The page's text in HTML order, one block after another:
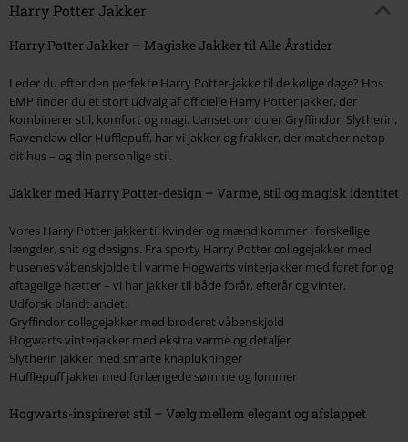
Harry Potter Jakker
Harry Potter Jakker – Magiske Jakker til Alle Årstider
Leder du efter den perfekte Harry Potter-jakke til de kølige dage? Hos
EMP finder du et stort udvalg af officielle Harry Potter jakker, der
kombinerer stil, komfort og magi. Uanset om du er Gryffindor, Slytherin,
Ravenclaw eller Hufflepuff, har vi jakker og frakker, der matcher netop
dit hus – og din personlige stil.
Jakker med Harry Potter-design – Varme, stil og magisk identitet
Vores Harry Potter jakker til kvinder og mænd kommer i forskellige
længder, snit og designs. Fra sporty Harry Potter collegejakker med
husenes våbenskjolde til varme Hogwarts vinterjakker med foret for og
aftagelige hætter – vi har jakker til både forår, efterår og vinter.
Udforsk blandt andet:
Gryffindor collegejakker med broderet våbenskjold
Hogwarts vinterjakker med ekstra varme og detaljer
Slytherin jakker med smarte knaplukninger
Hufflepuff jakker med forlængede sømme og lommer
Hogwarts-inspireret stil – Vælg mellem elegant og afslappet